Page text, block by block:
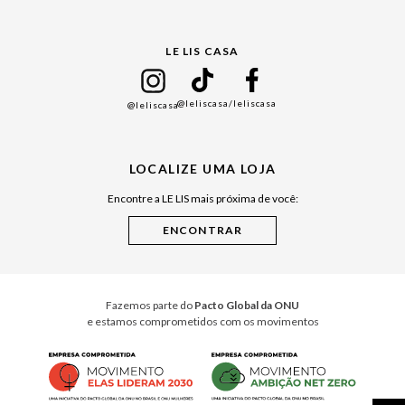
Cuidados Casa
LE LIS CASA
@leliscasa@leliscasa/leliscasa
LOCALIZE UMA LOJA
Encontre a LE LIS mais próxima de você:
Fazemos parte do Pacto Global da ONU
e estamos comprometidos com os movimentos